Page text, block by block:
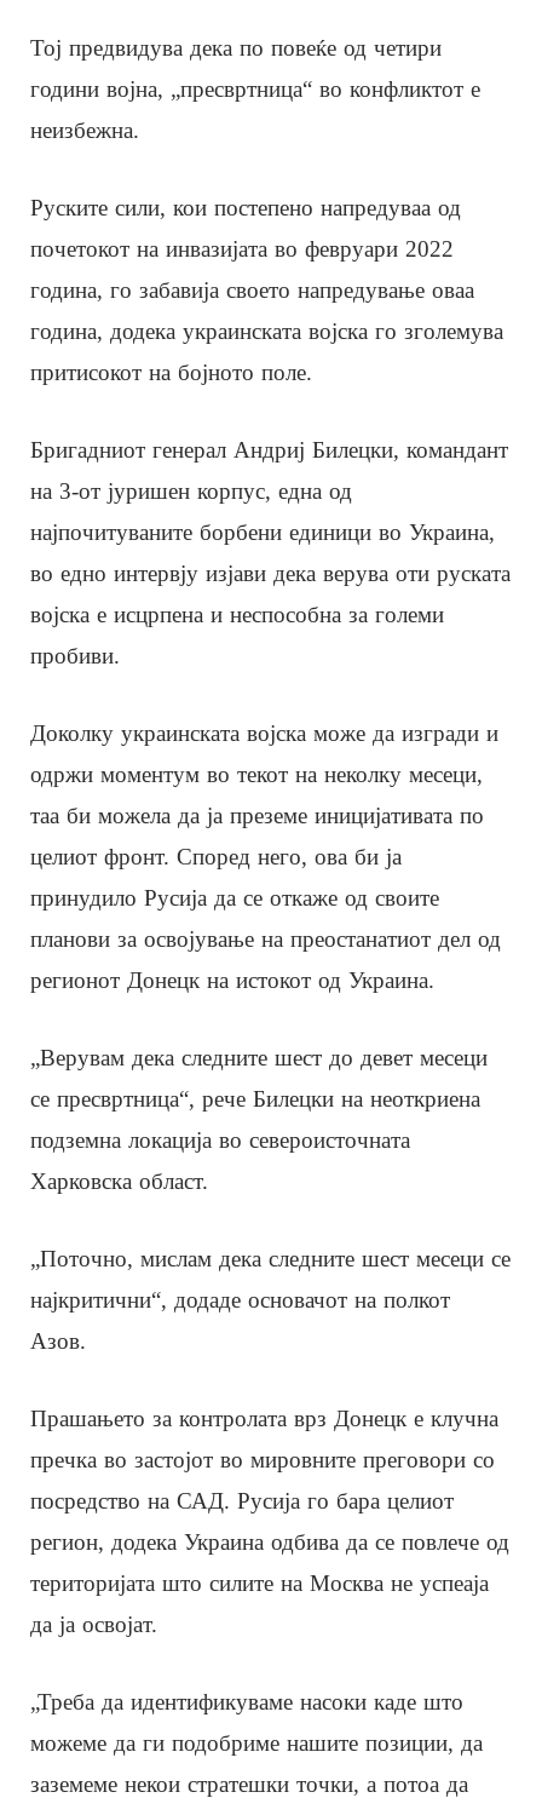
Тој предвидува дека по повеќе од четири
години војна, „пресвртница“ во конфликтот е
неизбежна.
Руските сили, кои постепено напредуваа од
почетокот на инвазијата во февруари 2022
година, го забавија своето напредување оваа
година, додека украинската војска го зголемува
притисокот на бојното поле.
Бригадниот генерал Андриј Билецки, командант
на 3-от јуришен корпус, една од
најпочитуваните борбени единици во Украина,
во едно интервју изјави дека верува оти руската
војска е исцрпена и неспособна за големи
пробиви.
Доколку украинската војска може да изгради и
одржи моментум во текот на неколку месеци,
таа би можела да ја преземе иницијативата по
целиот фронт. Според него, ова би ја
принудило Русија да се откаже од своите
планови за освојување на преостанатиот дел од
регионот Донецк на истокот од Украина.
„Верувам дека следните шест до девет месеци
се пресвртница“, рече Билецки на неоткриена
подземна локација во североисточната
Харковска област.
„Поточно, мислам дека следните шест месеци се
најкритични“, додаде основачот на полкот
Азов.
Прашањето за контролата врз Донецк е клучна
пречка во застојот во мировните преговори со
посредство на САД. Русија го бара целиот
регион, додека Украина одбива да се повлече од
територијата што силите на Москва не успеаја
да ја освојат.
„Треба да идентификуваме насоки каде што
можеме да ги подобриме нашите позиции, да
заземеме некои стратешки точки, а потоа да